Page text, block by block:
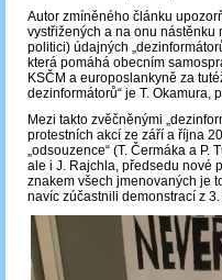
Autor zmíněného článku
vystřižených a na onu
politici) údajných
která pomáhá obecním
KSČM a europoslankyně za
dezinformátorů“ je T. Okamura,
Mezi takto zvěčněnými
protestních akcí ze září a října
„odsouzence“ (T. Čermáka a
ale i J. Rajchla, předsedu nové
znakem všech jmenovaných je
navíc zúčastnili demonstrací z